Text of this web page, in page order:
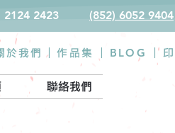
2124 2423 (852) 6052 9404
於我們 | 作品集 BLOG |
聯絡我們